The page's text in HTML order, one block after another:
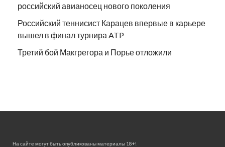
российский авианосец нового поколения
Российский теннисист Карацев впервые в карьере
вышел в финал турнира ATP
Третий бой Макгрегора и Порье отложили
На сайте могут быть опубликованы материалы 18+!